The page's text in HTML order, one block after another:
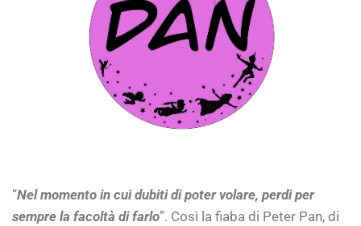
“Nel momento in cui dubiti di poter volare, perdi per
sempre la facoltà di farlo”. Così la fiaba di Peter Pan, di